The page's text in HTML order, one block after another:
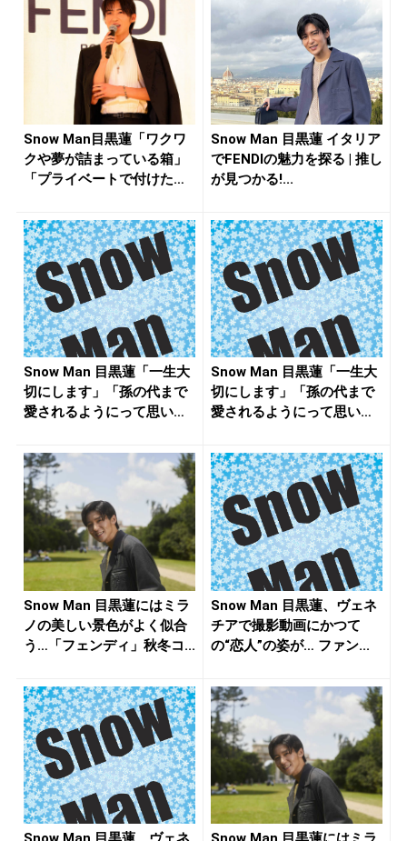
Snow Man目黒蓮「ワクワ
クや夢が詰まっている箱」
「プライベートで付けた
Snow Man 目黒蓮 イタリア
でFENDIの魅力を探る | 推し
が見つかる!...
Snow Man 目黒蓮「一生大
切にします」「孫の代まで
愛されるようにって思い
Snow Man 目黒蓮「一生大
切にします」「孫の代まで
愛されるようにって思い
Snow Man 目黒蓮にはミラ
ノの美しい景色がよく似合
う…「フェンディ」秋冬コ...
Snow Man 目黒蓮、ヴェネ
チアで撮影動画にかつて
の“恋人”の姿が… ファン...